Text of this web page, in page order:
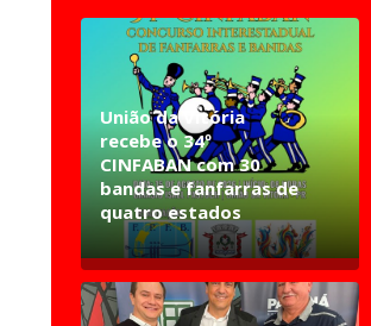
União da Vitória
recebe o 34º
CINFABAN com 30
bandas e fanfarras de
quatro estados